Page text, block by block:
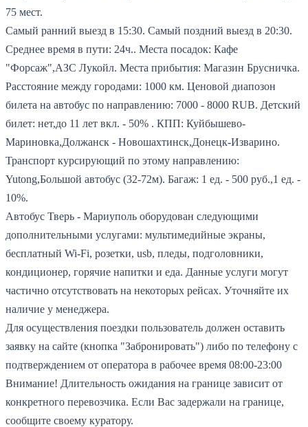
75 мест.
Самый ранний выезд в 15:30. Самый поздний выезд в 20:30.
Среднее время в пути: 24ч.. Места посадок: Кафе
"Форсаж",АЗС Лукойл. Места прибытия: Магазин Брусничка.
Расстояние между городами: 1000 км. Ценовой диапозон
билета на автобус по направлению: 7000 - 8000 RUB. Детский
билет: нет,до 11 лет вкл. - 50% . КПП: Куйбышево-
Мариновка,Должанск - Новошахтинск,Донецк-Изварино.
Транспорт курсирующий по этому направлению:
Yutong,Большой автобус (32-72м). Багаж: 1 ед. - 500 руб.,1 ед. -
10%.
Автобус Тверь - Мариуполь оборудован следующими
дополнительными услугами: мультимедийные экраны,
бесплатный Wi-Fi, розетки, usb, пледы, подголовники,
кондиционер, горячие напитки и еда. Данные услуги могут
частично отсутствовать на некоторых рейсах. Уточняйте их
наличие у менеджера.
Для осуществления поездки пользователь должен оставить
заявку на сайте (кнопка "Забронировать") либо по телефону с
подтверждением от оператора в рабочее время 08:00-23:00
Внимание! Длительность ожидания на границе зависит от
конкретного перевозчика. Если Вас задержали на границе,
сообщите своему куратору.